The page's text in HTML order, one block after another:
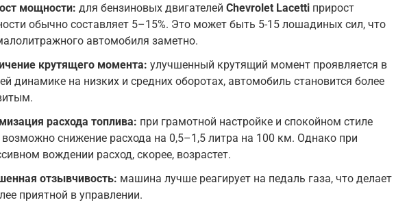
мощности: для бензиновых двигателей Chevrolet Lacetti прирост
обычно составляет 5–15%. Это может быть 5-15 лошадиных сил, что
автомобиля заметно.
крутящего момента: улучшенный крутящий момент проявляется в
динамике на низких и средних оборотах, автомобиль становится более
расхода топлива: при грамотной настройке и спокойном стиле
снижение расхода на 0,5–1,5 литра на 100 км. Однако при
вождении расход, скорее, возрастет.
отзывчивость: машина лучше реагирует на педаль газа, что делает
приятной в управлении.